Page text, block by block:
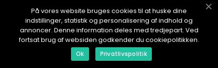
På vores website bruges cookies til at huske dine
indstillinger, statistik og personalisering af indhold og
annoncer. Denne information deles med tredjepart. Ved
fortsat brug af websiden godkender du cookiepolitikken.
Ok Privatlivspolitik